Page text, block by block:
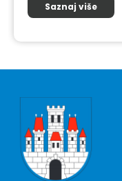
Saznaj više